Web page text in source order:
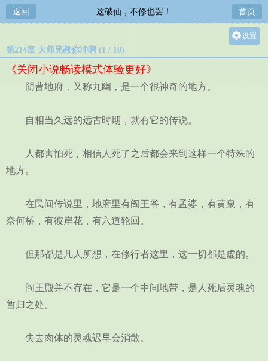
返回 这破仙，不修也罢！ 首页
设置
第214章 大师兄教你冲啊 (1 / 10)
《关闭小说畅读模式体验更好》
阴曹地府，又称九幽，是一个很神奇的地方。
自相当久远的远古时期，就有它的传说。
人都害怕死，相信人死了之后都会来到这样一个特殊的
地方。
在民间传说里，地府里有阎王爷，有孟婆，有黄泉，有
奈何桥，有彼岸花，有六道轮回。
但那都是凡人所想，在修行者这里，这一切都是虚的。
阎王殿并不存在，它是一个中间地带，是人死后灵魂的
暂归之处。
失去肉体的灵魂迟早会消散。